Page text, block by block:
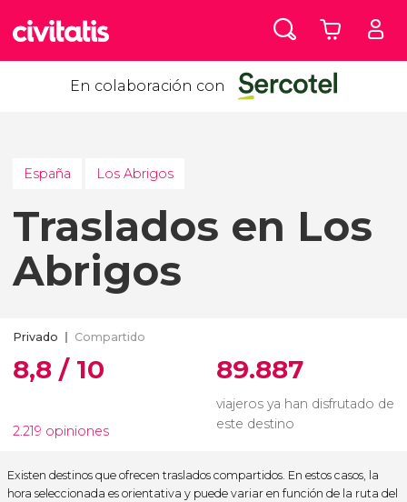
En colaboración con
España Los Abrigos
Traslados en Los
Abrigos
Privado Compartido
8,8 / 10
2.219 opiniones
89.887
viajeros ya han disfrutado de
este destino
Existen destinos que ofrecen traslados compartidos. En estos casos, la
hora seleccionada es orientativa y puede variar en función de la ruta del